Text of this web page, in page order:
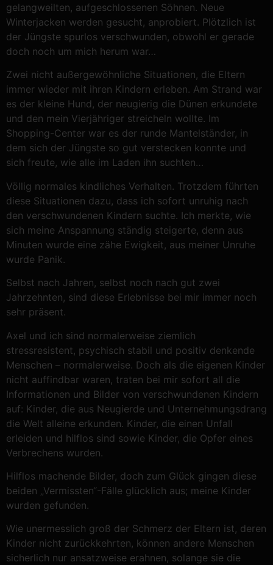
gelangweilten, aufgeschlossenen Söhnen. Neue
Winterjacken werden gesucht, anprobiert. Plötzlich ist
der Jüngste spurlos verschwunden, obwohl er gerade
doch noch um mich herum war…
Zwei nicht außergewöhnliche Situationen, die Eltern
immer wieder mit ihren Kindern erleben. Am Strand war
es der kleine Hund, der neugierig die Dünen erkundete
und den mein Vierjähriger streicheln wollte. Im
Shopping-Center war es der runde Mantelständer, in
dem sich der Jüngste so gut verstecken konnte und
sich freute, wie alle im Laden ihn suchten…
Völlig normales kindliches Verhalten. Trotzdem führten
diese Situationen dazu, dass ich sofort unruhig nach
den verschwundenen Kindern suchte. Ich merkte, wie
sich meine Anspannung ständig steigerte, denn aus
Minuten wurde eine zähe Ewigkeit, aus meiner Unruhe
wurde Panik.
Selbst nach Jahren, selbst noch nach gut zwei
Jahrzehnten, sind diese Erlebnisse bei mir immer noch
sehr präsent.
Axel und ich sind normalerweise ziemlich
stressresistent, psychisch stabil und positiv denkende
Menschen – normalerweise. Doch als die eigenen Kinder
nicht auffindbar waren, traten bei mir sofort all die
Informationen und Bilder von verschwundenen Kindern
auf: Kinder, die aus Neugierde und Unternehmungsdrang
die Welt alleine erkunden. Kinder, die einen Unfall
erleiden und hilflos sind sowie Kinder, die Opfer eines
Verbrechens wurden.
Hilflos machende Bilder, doch zum Glück gingen diese
beiden „Vermissten“-Fälle glücklich aus; meine Kinder
wurden gefunden.
Wie unermesslich groß der Schmerz der Eltern ist, deren
Kinder nicht zurückkehrten, können andere Menschen
sicherlich nur ansatzweise erahnen, solange sie die